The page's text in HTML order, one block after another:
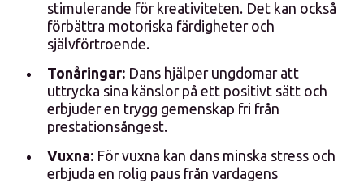
stimulerande för kreativiteten. Det kan också
förbättra motoriska färdigheter och
självförtroende.
Tonåringar: Dans hjälper ungdomar att
uttrycka sina känslor på ett positivt sätt och
erbjuder en trygg gemenskap fri från
prestationsångest.
Vuxna: För vuxna kan dans minska stress och
erbjuda en rolig paus från vardagens